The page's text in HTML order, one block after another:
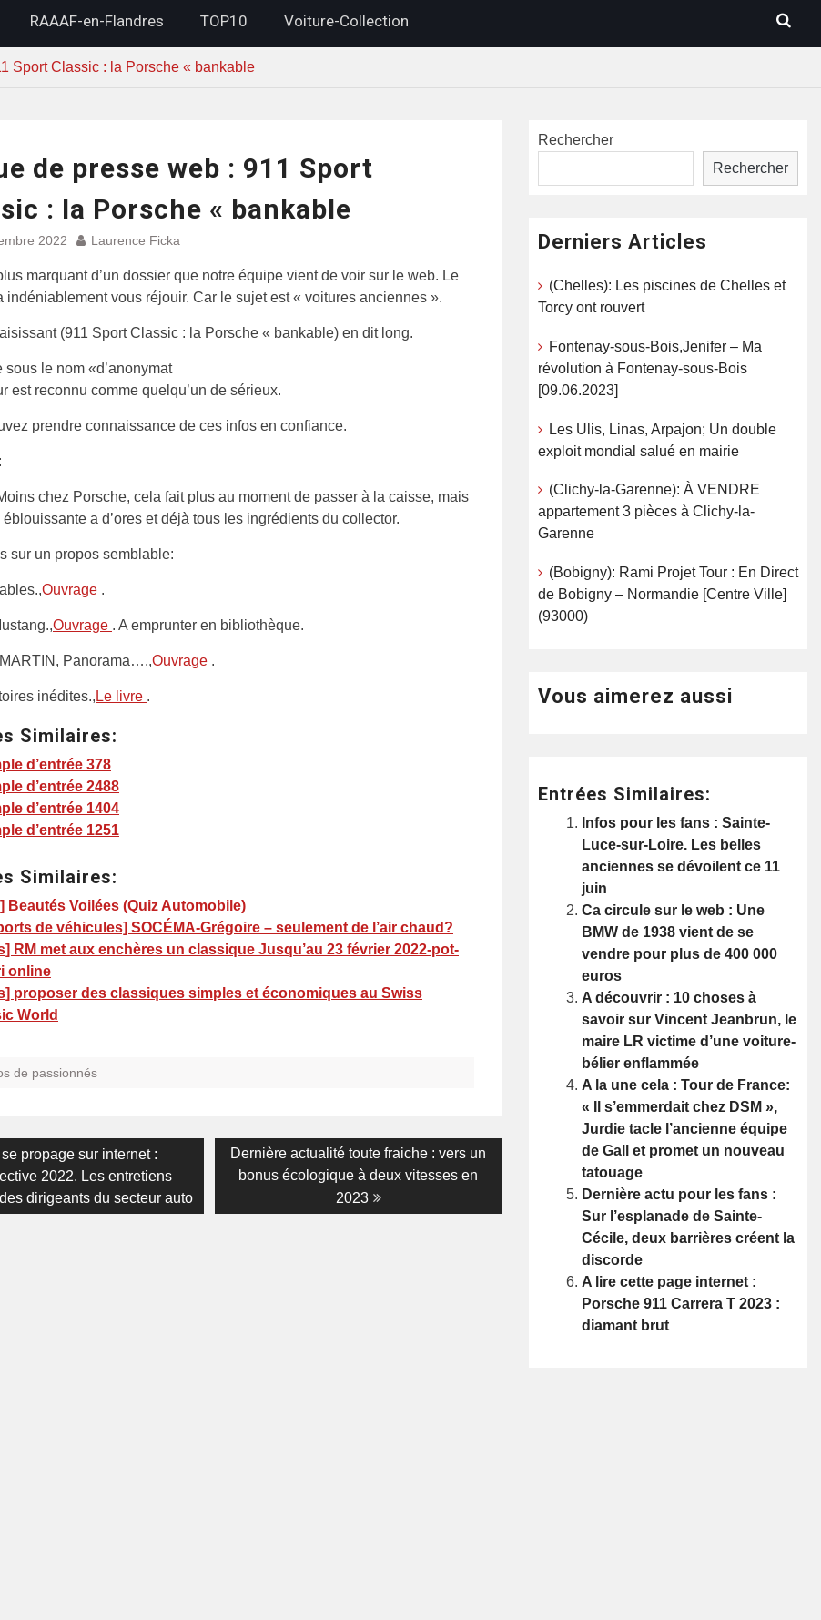
RAAAF-en-Flandres TOP10 Voiture-Collection
Sport Classic : la Porsche « bankable
de presse web : 911 Sport
: la Porsche « bankable
2022 Laurence Ficka
marquant d’un dossier que notre équipe vient de voir sur le web. Le
indéniablement vous réjouir. Car le sujet est « voitures anciennes ».
(911 Sport Classic : la Porsche « bankable) en dit long.
sous le nom «d’anonymat
est reconnu comme quelqu’un de sérieux.
prendre connaissance de ces infos en confiance.
chez Porsche, cela fait plus au moment de passer à la caisse, mais
a d’ores et déjà tous les ingrédients du collector.
sur un propos semblable:
Ouvrage .
Ouvrage . A emprunter en bibliothèque.
Panorama….,Ouvrage .
inédites., Le livre .
Similaires:
d’entrée 378
d’entrée 2488
d’entrée 1404
d’entrée 1251
Similaires:
Beautés Voilées (Quiz Automobile)
de véhicules] SOCÉMA-Grégoire – seulement de l’air chaud?
RM met aux enchères un classique Jusqu’au 23 février 2022-pot-
online
proposer des classiques simples et économiques au Swiss
World
de passionnés
propage sur internet :
2022. Les entretiens
dirigeants du secteur auto
Next
post:
Dernière actualité toute fraiche : vers un
bonus écologique à deux vitesses en
2023
Rechercher
Rechercher
Derniers Articles
(Chelles): Les piscines de Chelles et
Torcy ont rouvert
Fontenay-sous-Bois,Jenifer – Ma
révolution à Fontenay-sous-Bois
[09.06.2023]
Les Ulis, Linas, Arpajon; Un double
exploit mondial salué en mairie
(Clichy-la-Garenne): À VENDRE
appartement 3 pièces à Clichy-la-
Garenne
(Bobigny): Rami Projet Tour : En Direct
de Bobigny – Normandie [Centre Ville]
(93000)
Vous aimerez aussi
Entrées Similaires:
Infos pour les fans : Sainte-
Luce-sur-Loire. Les belles
anciennes se dévoilent ce 11
juin
Ca circule sur le web : Une
BMW de 1938 vient de se
vendre pour plus de 400 000
euros
A découvrir : 10 choses à
savoir sur Vincent Jeanbrun, le
maire LR victime d’une voiture-
bélier enflammée
A la une cela : Tour de France:
« Il s’emmerdait chez DSM »,
Jurdie tacle l’ancienne équipe
de Gall et promet un nouveau
tatouage
Dernière actu pour les fans :
Sur l’esplanade de Sainte-
Cécile, deux barrières créent la
discorde
A lire cette page internet :
Porsche 911 Carrera T 2023 :
diamant brut